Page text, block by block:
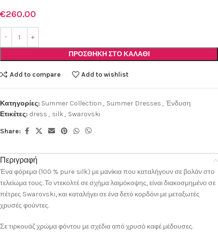
€260.00
ΠΡΟΣΘΉΚΗ ΣΤΟ ΚΑΛΆΘΙ
Add to compare Add to wishlist
Κατηγορίες: Summer Collection , Summer Dresses , Ένδυση
Ετικέτες: dress , silk, Swarovski
Share:
Περιγραφή
Ένα φόρεμα (100 % pure silk) με μανίκια που καταλήγουν σε βολάν στο
τελείωμα τους. Το ντεκολτέ σε σχήμα λαιμόκοψης, είναι διακοσμημένο σε
πέτρες Swarovski, και καταλήγει σε ένα δετό κορδόνι με μεταξωτές
χρυσές φούντες.
Σε τιρκουάζ χρώμα φόντου με σχέδια από χρυσό καφέ μέδουσες.